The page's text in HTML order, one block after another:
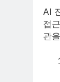
AI
접
관